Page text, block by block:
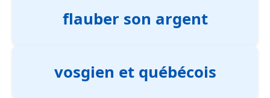
flauber son argent
vosgien et québécois